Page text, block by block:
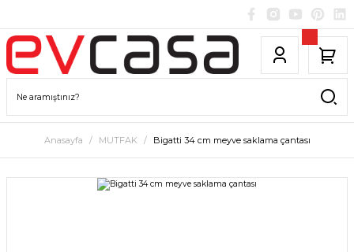
Anasayfa MUTFAK Bigatti 34 cm meyve saklama çantası